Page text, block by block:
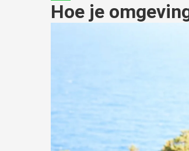
Hoe je